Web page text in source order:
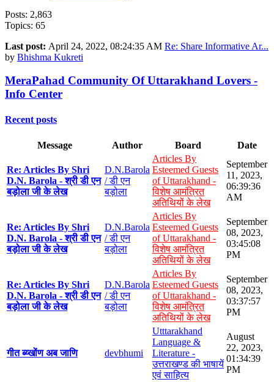
Posts: 2,863
Topics: 65
Last post: April 24, 2022, 08:24:35 AM Re: Share Informative Ar...
by Bhishma Kukreti
MeraPahad Community Of Uttarakhand Lovers -
Info Center
Recent posts
Message Author Board Date
Re: Articles By Shri
D.N. Barola - श्री डी एन
बड़ोला जी के लेख
D.N.Barola
/ डी एन
बड़ोला
Articles By
Esteemed Guests
of Uttarakhand -
विशेष आमंत्रित
अतिथियों के लेख
September
11, 2023,
06:39:36
AM
Re: Articles By Shri
D.N. Barola - श्री डी एन
बड़ोला जी के लेख
D.N.Barola
/ डी एन
बड़ोला
Articles By
Esteemed Guests
of Uttarakhand -
विशेष आमंत्रित
अतिथियों के लेख
September
08, 2023,
03:45:08
PM
Re: Articles By Shri
D.N. Barola - श्री डी एन
बड़ोला जी के लेख
D.N.Barola
/ डी एन
बड़ोला
Articles By
Esteemed Guests
of Uttarakhand -
विशेष आमंत्रित
अतिथियों के लेख
September
08, 2023,
03:37:57
PM
गीत ब्य्खोंण अब जाणि devbhumi
Utttarakhand
Language &
Literature -
उत्तराखण्ड की भाषायें
एवं साहित्य
August
22, 2023,
01:34:39
PM